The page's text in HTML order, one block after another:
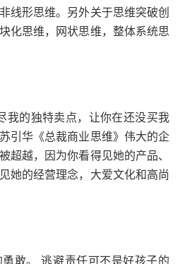
线形思维。另外关于思维突破创
化思维，网状思维，整体系统思
我的独特卖点，让你在还没买我
引华《总裁商业思维》伟大的企
超越，因为你看得见她的产品、
她的经营理念，大爱文化和高尚
敢。 逃避责任可不是好孩子的